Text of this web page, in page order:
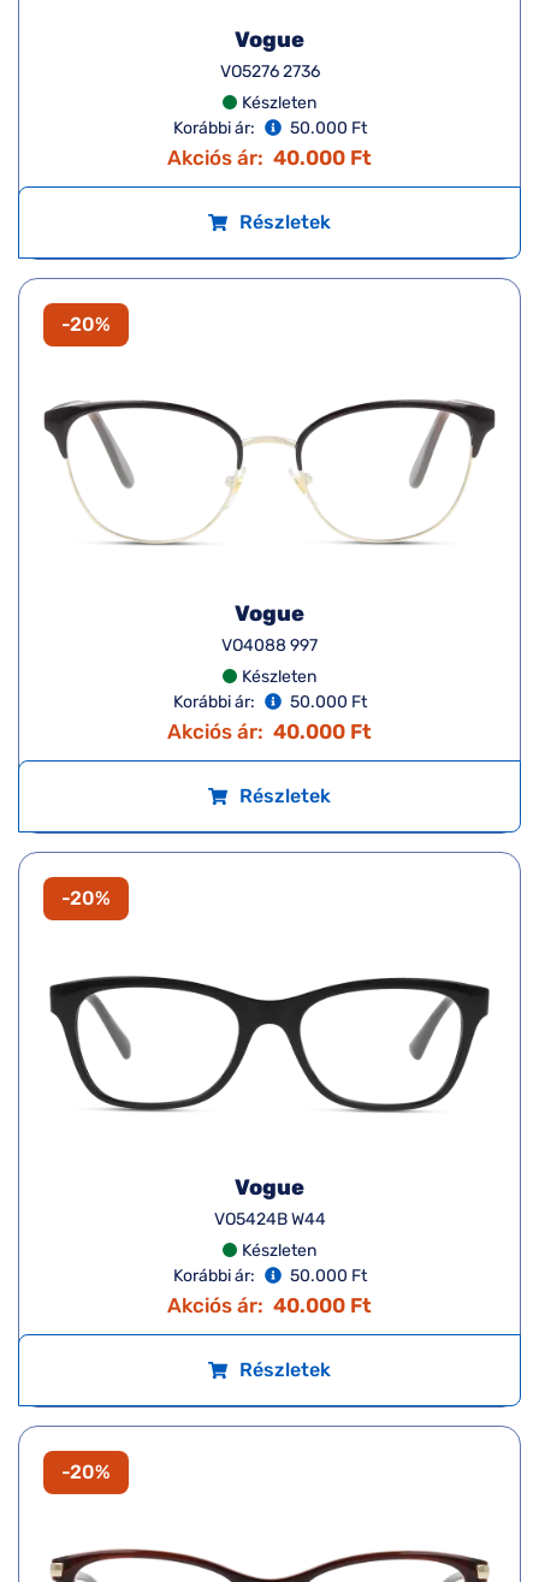
Vogue
VO5276 2736
Készleten
Korábbi ár:
50.000 Ft
Akciós ár: 40.000 Ft
Részletek
-20%
Vogue
VO4088 997
Készleten
Korábbi ár:
50.000 Ft
Akciós ár: 40.000 Ft
Részletek
-20%
Vogue
VO5424B W44
Készleten
Korábbi ár:
50.000 Ft
Akciós ár: 40.000 Ft
Részletek
-20%